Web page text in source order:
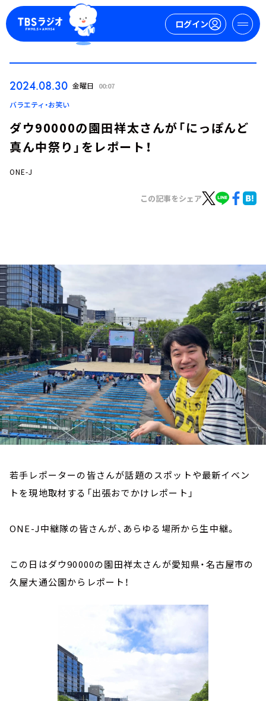
ログイン
ログイン
お知らせ
イベント・グッズ
YouTube
会社情報
2024.08.30 金曜日 00:07
バラエティ・お笑い
ダウ90000の園田祥太さんが「にっぽんど
真ん中祭り」をレポート！
ONE-J
この記事をシェア
若手レポーターの皆さんが話題のスポットや最新イベン
トを現地取材する「出張おでかけレポート」
ONE-J中継隊の皆さんが、あらゆる場所から生中継。
この日はダウ90000の園田祥太さんが愛知県・名古屋市の
久屋大通公園からレポート！